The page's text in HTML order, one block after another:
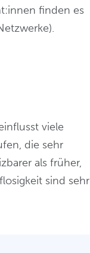
finden es
viele
die sehr
als früher,
sind sehr